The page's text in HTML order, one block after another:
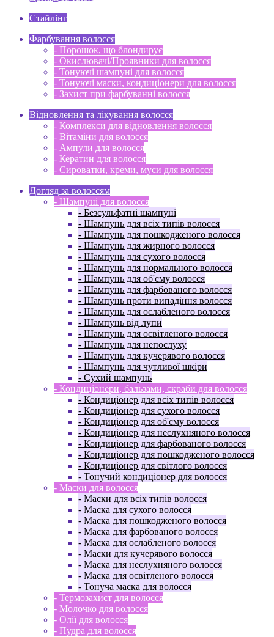
Стайлінг
Фарбування волосся
- Порошок, що блондирує
- Окислювачі/Проявники для волосся
- Тонуючі шампуні для волосся
- Тонуючі маски, кондиціонери для волосся
- Захист при фарбуванні волосся
Відновлення та лікування волосся
- Комплекси для відновлення волосся
- Вітаміни для волосся
- Ампули для волосся
- Кератин для волосся
- Сироватки, креми, муси для волосся
Догляд за волоссям
- Шампуні для волосся
- Безсульфатні шампуні
- Шампунь для всіх типів волосся
- Шампунь для пошкодженого волосся
- Шампунь для жирного волосся
- Шампунь для сухого волосся
- Шампунь для нормального волосся
- Шампунь для об'єму волосся
- Шампунь для фарбованого волосся
- Шампунь проти випадіння волосся
- Шампунь для ослабленого волосся
- Шампунь від лупи
- Шампунь для освітленого волосся
- Шампунь для непослуху
- Шампунь для кучерявого волосся
- Шампунь для чутливої ​​шкіри
- Сухий шампунь
- Кондиціонери, бальзами, скраби для волосся
- Кондиціонер для всіх типів волосся
- Кондиціонер для сухого волосся
- Кондиціонер для об'єму волосся
- Кондиціонер для неслухняного волосся
- Кондиціонер для фарбованого волосся
- Кондиціонер для пошкодженого волосся
- Кондиціонер для світлого волосся
- Тонучий кондиціонер для волосся
- Маски для волосся
- Маски для всіх типів волосся
- Маска для сухого волосся
- Маска для пошкодженого волосся
- Маска для фарбованого волосся
- Маска для ослабленого волосся
- Маски для кучерявого волосся
- Маска для неслухняного волосся
- Маска для освітленого волосся
- Тонуча маска для волосся
- Термозахист для волосся
- Молочко для волосся
- Олії для волосся
- Пудра для волосся